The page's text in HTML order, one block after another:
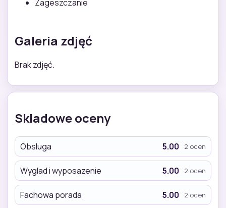
Zageszczanie
Galeria zdjęć
Brak zdjęć.
Skladowe oceny
Obsluga 5.00 2 ocen
Wyglad i wyposazenie 5.00 2 ocen
Fachowa porada 5.00 2 ocen